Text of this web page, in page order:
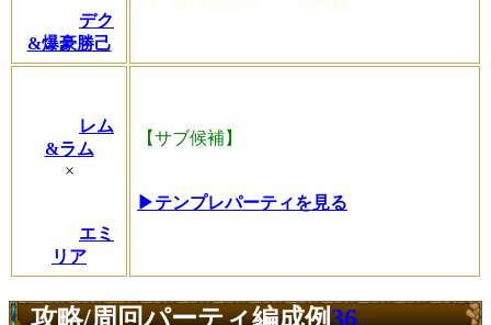
デク
&爆豪勝己
レム
&ラム
×
エミ
リア
【サブ候補】
▶テンプレパーティを見る
攻略/周回パーティ編成例36